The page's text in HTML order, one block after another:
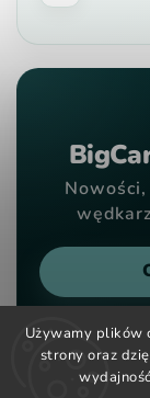
Używamy plików
strony oraz